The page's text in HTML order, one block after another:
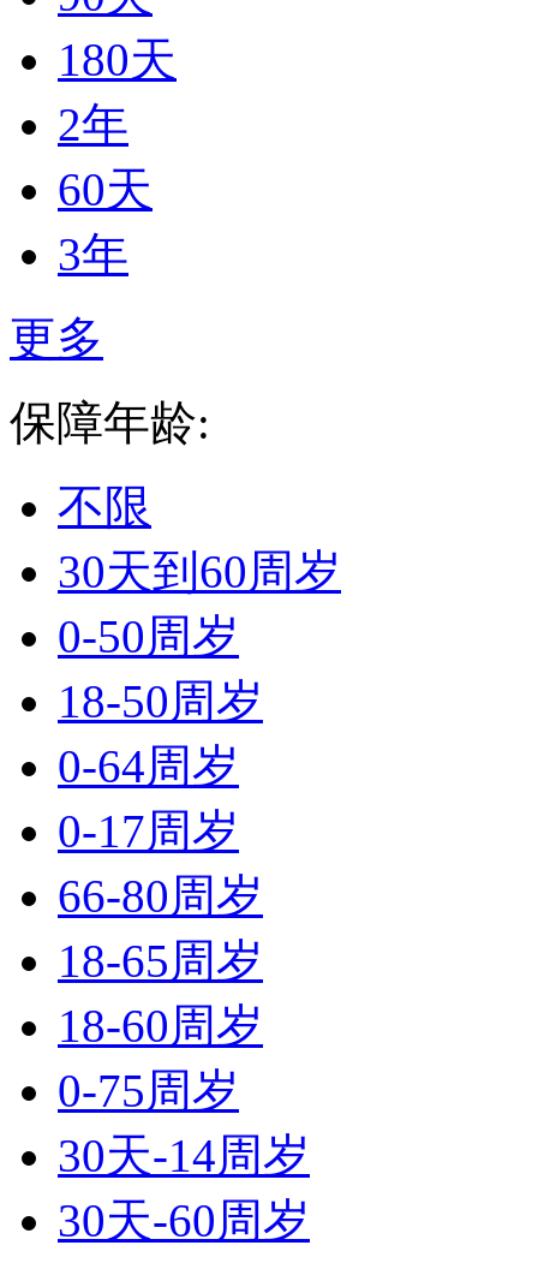
180天
2年
60天
3年
更多
保障年龄:
不限
30天到60周岁
0-50周岁
18-50周岁
0-64周岁
0-17周岁
66-80周岁
18-65周岁
18-60周岁
0-75周岁
30天-14周岁
30天-60周岁